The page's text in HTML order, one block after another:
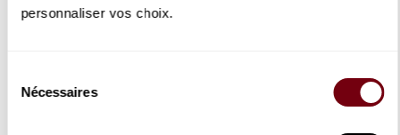
personnaliser vos choix.
Nécessaires
Rubén Molina, chorégraphe et danseur de la scène flamenco